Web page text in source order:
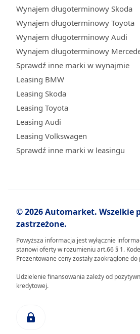
Wynajem długoterminowy Skoda
Wynajem długoterminowy Toyota
Wynajem długoterminowy Audi
Wynajem długoterminowy
Sprawdź inne marki w wynajmie
Leasing BMW
Leasing Skoda
Leasing Toyota
Leasing Audi
Leasing Volkswagen
Sprawdź inne marki w leasingu
© 2026 Automarket. Wszelkie
zastrzeżone.
Powyższa informacja jest wyłącznie
stanowi oferty w rozumieniu art.66 § 1.
Prezentowane ceny zostały zaokrąglone do
Udzielenie finansowania zależy od
kredytowej.